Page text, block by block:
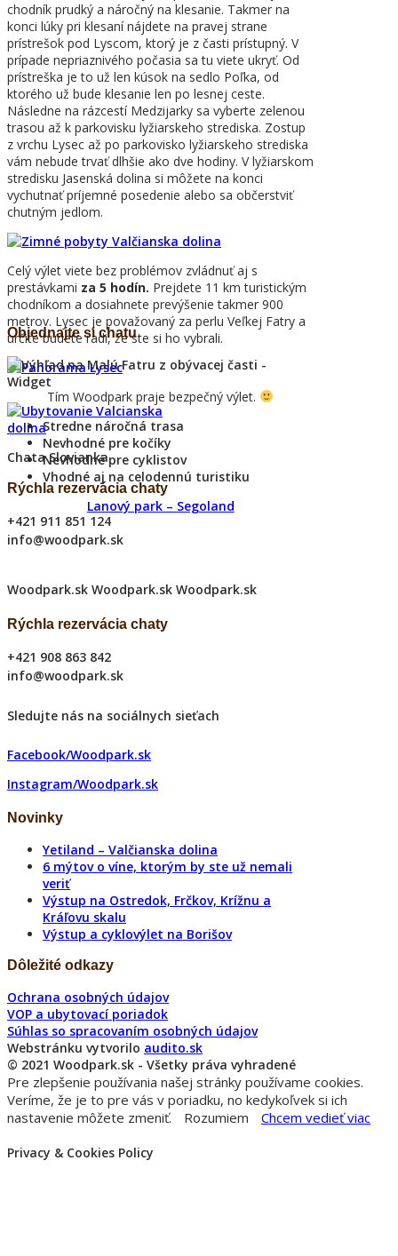
chodník prudký a náročný na klesanie. Takmer na
konci lúky pri klesaní nájdete na pravej strane
prístrešok pod Lyscom, ktorý je z časti prístupný. V
prípade nepriaznivého počasia sa tu viete ukryť. Od
prístreška je to už len kúsok na sedlo Poľka, od
ktorého už bude klesanie len po lesnej ceste.
Následne na rázcestí Medzijarky sa vyberte zelenou
trasou až k parkovisku lyžiarskeho strediska. Zostup
z vrchu Lysec až po parkovisko lyžiarskeho strediska
vám nebude trvať dlhšie ako dve hodiny. V lyžiarskom
stredisku Jasenská dolina si môžete na konci
vychutnať príjemné posedenie alebo sa občerstviť
chutným jedlom.
Celý výlet viete bez problémov zvládnuť aj s
prestávkami za 5 hodín. Prejdete 11 km turistickým
chodníkom a dosiahnete prevýšenie takmer 900
metrov. Lysec je považovaný za perlu Veľkej Fatry a
určite budete radi, že ste si ho vybrali.
Tím Woodpark praje bezpečný výlet.
Stredne náročná trasa
Nevhodné pre kočíky
Nevhodné pre cyklistov
Vhodné aj na celodennú turistiku
Lanový park – Segoland
Objednajte si chatu
Chata Slovianka
Rýchla rezervácia chaty
+421 911 851 124
info@woodpark.sk
Woodpark.sk Woodpark.sk Woodpark.sk
Rýchla rezervácia chaty
+421 908 863 842
info@woodpark.sk
Sledujte nás na sociálnych sieťach
Facebook/Woodpark.sk
Instagram/Woodpark.sk
Novinky
Yetiland – Valčianska dolina
6 mýtov o víne, ktorým by ste už nemali
veriť
Výstup na Ostredok, Frčkov, Krížnu a
Kráľovu skalu
Výstup a cyklovýlet na Borišov
Dôležité odkazy
Ochrana osobných údajov
VOP a ubytovací poriadok
Súhlas so spracovaním osobných údajov
Webstránku vytvorilo audito.sk
© 2021 Woodpark.sk - Všetky práva vyhradené
Pre zlepšenie používania našej stránky používame cookies.
Veríme, že je to pre vás v poriadku, no kedykoľvek si ich
nastavenie môžete zmeniť.
Rozumiem Chcem vedieť viac
Privacy & Cookies Policy